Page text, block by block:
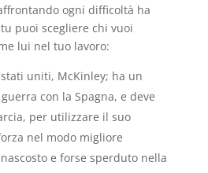
ogni difficoltà ha
puoi scegliere chi vuoi
lui nel tuo lavoro:
uniti, McKinley; ha un
con la Spagna, e deve
per utilizzare il suo
nel modo migliore
e forse sperduto nella